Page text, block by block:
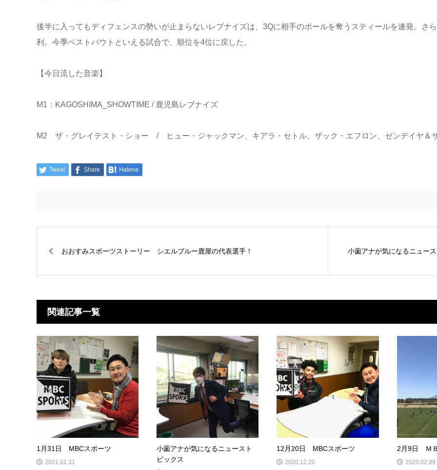
後半に入ってもディフェンスの勢いが止まらないレブナイズは、3Qに相手のボールを奪うスティールを連発。さ
利。今季ベストバウトといえる試合で、順位を4位に戻した。
【今日流した音楽】
M1：KAGOSHIMA_SHOWTIME / 鹿児島レブナイズ
M2 ザ・グレイテスト・ショー / ヒュー・ジャックマン、キアラ・セトル、ザック・エフロン、ゼンデイヤ
Tweet Share Hatena
おおすみスポーツストーリー シエルブルー鹿屋の代表選手！ 小薗アナが気になるニュー
関連記事一覧
1月31日 MBCスポーツ
2021.01.31
小薗アナが気になるニュースト
ピックス
12月20日 MBCスポーツ
2020.12.20
2月9日 Ｍ
2020.02.09